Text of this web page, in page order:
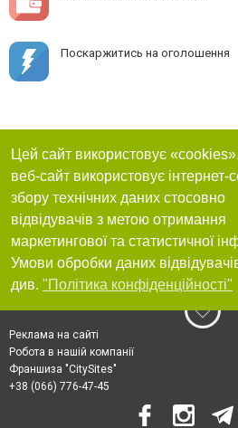
Поскаржитись на оголошення
Цей сайт використовує
веб-сайт використовує інтернет-
збору технічних даних стосовно
відвідувачів з метою отримання
маркетингової та статистичної
Умови обробки даних
див. "Політика конфіденційності"
Реклама на сайті
Робота в нашій компанії
Франшиза "CitySites"
+38 (066) 776-47-45